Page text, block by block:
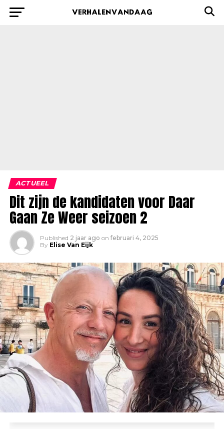
ACTUEEL
Dit zijn de kandidaten voor Daar
Gaan Ze Weer seizoen 2
Published 2 jaar ago on februari 4, 2025
By Elise Van Eijk